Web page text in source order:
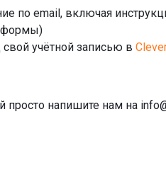
по email, включая
формы)
учётной записью в
просто напишите нам на